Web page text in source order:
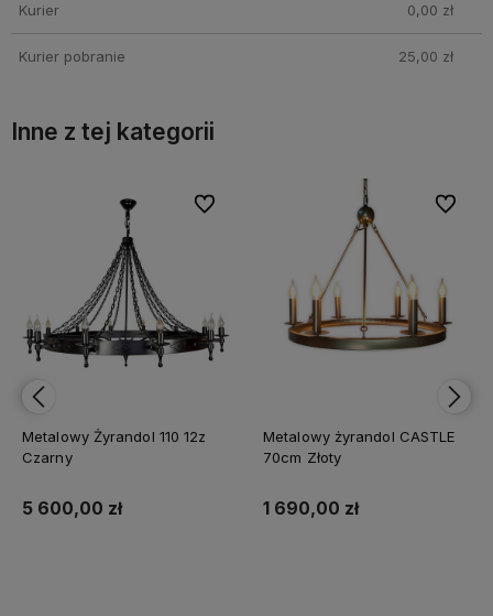
Kurier 0,00 zł
Kurier pobranie 25,00 zł
Inne z tej kategorii
Metalowy Żyrandol 110 12z
Czarny
5 600,00 zł
Do ulubionych
Do ulubionych
Metalowy żyrandol CASTLE
70cm Złoty
1 690,00 zł
Do
Do